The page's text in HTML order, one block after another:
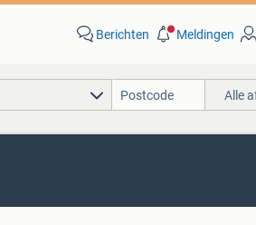
Berichten Meldingen
Alle